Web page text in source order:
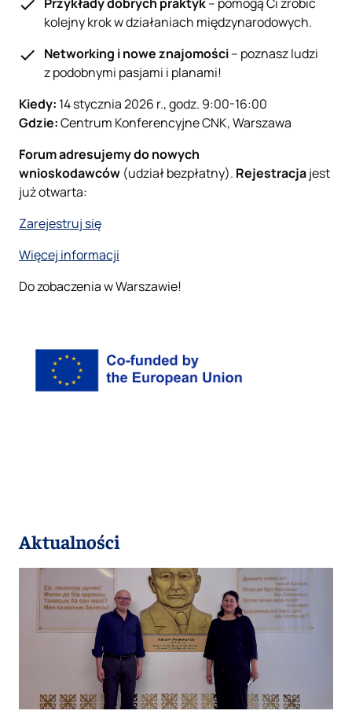
kolejny krok w działaniach międzynarodowych.
Networking i nowe znajomości– poznasz ludzi
z podobnymi pasjami i planami!
Kiedy: 14 stycznia 2026 r., godz. 9:00-16:00
Gdzie:Centrum Konferencyjne CNK, Warszawa
Forum adresujemy do nowych
wnioskodawców (udział bezpłatny). Rejestracjajest
już otwarta:
Zarejestruj się
Więcej informacji
Do zobaczenia w Warszawie!
Aktualności